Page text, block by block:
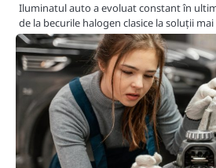
Iluminatul auto a evoluat constant în
de la becurile halogen clasice la soluții